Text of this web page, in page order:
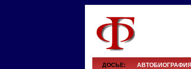
ДОСЬЕ: АВТОБИОГРАФИЯ